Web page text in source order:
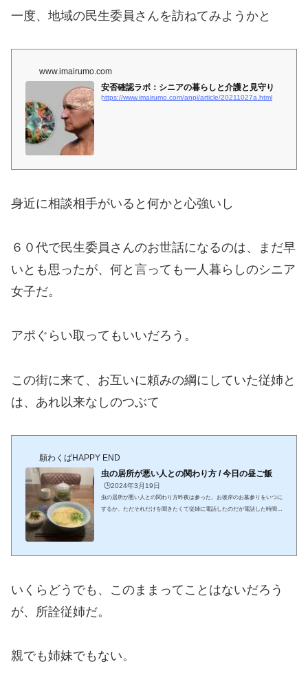
一度、地域の民生委員さんを訪ねてみようかと
www.imairumo.com
安否確認ラボ：シニアの暮らしと介護と見守り
https://www.imairumo.com/anpi/article/20211027a.html
身近に相談相手がいると何かと心強いし
６０代で民生委員さんのお世話になるのは、まだ早
いとも思ったが、何と言っても一人暮らしのシニア
女子だ。
アポぐらい取ってもいいだろう。
この街に来て、お互いに頼みの綱にしていた従姉と
は、あれ以来なしのつぶて
願わくばHAPPY END
虫の居所が悪い人との関わり方 / 今日の昼ご飯
🕒️2024年3月19日
虫の居所が悪い人との関わり方昨夜は参った。お彼岸のお墓参りをいつに
するか、ただそれだけを聞きたくて従姉に電話したのだが電話した時間が
姉からかかってきたのだが開口一番、すでに従姉の声のトーンは普段と違
いくらどうでも、このままってことはないだろう
が、所詮従姉だ。
親でも姉妹でもない。